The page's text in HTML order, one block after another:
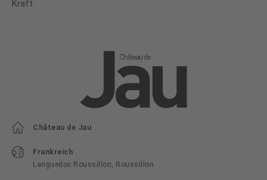
Kraft.
Château de Jau
Frankreich
Languedoc Roussillon, Roussillon